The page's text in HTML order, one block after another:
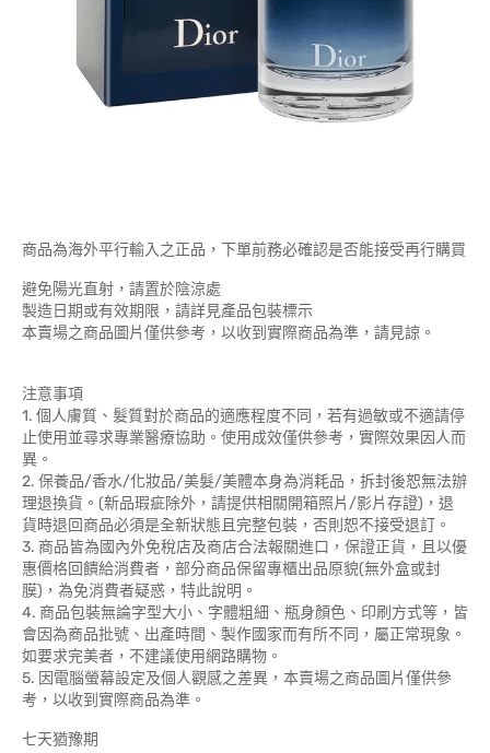
商品為海外平行輸入之正品，下單前務必確認是否能接受再行購買
避免陽光直射，請置於陰涼處
製造日期或有效期限，請詳見產品包裝標示
本賣場之商品圖片僅供參考，以收到實際商品為準，請見諒。
注意事項
1. 個人膚質、髮質對於商品的適應程度不同，若有過敏或不適請停
止使用並尋求專業醫療協助。使用成效僅供參考，實際效果因人而
異。
2. 保養品/香水/化妝品/美髮/美體本身為消耗品，拆封後恕無法辦
理退換貨。(新品瑕疵除外，請提供相關開箱照片/影片存證)，退
貨時退回商品必須是全新狀態且完整包裝，否則恕不接受退訂。
3. 商品皆為國內外免稅店及商店合法報關進口，保證正貨，且以優
惠價格回饋給消費者，部分商品保留專櫃出品原貌(無外盒或封
膜)，為免消費者疑惑，特此說明。
4. 商品包裝無論字型大小、字體粗細、瓶身顏色、印刷方式等，皆
會因為商品批號、出產時間、製作國家而有所不同，屬正常現象。
如要求完美者，不建議使用網路購物。
5. 因電腦螢幕設定及個人觀感之差異，本賣場之商品圖片僅供參
考，以收到實際商品為準。
七天猶豫期